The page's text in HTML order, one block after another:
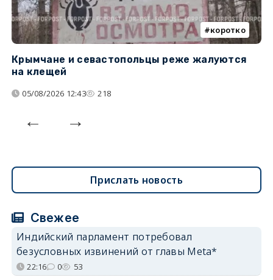
коротко
Крымчане и севастопольцы реже жалуются
на клещей
05/08/2026 12:43 218
Прислать новость
Свежее
Индийский парламент потребовал
безусловных извинений от главы Meta*
22:16 0 53